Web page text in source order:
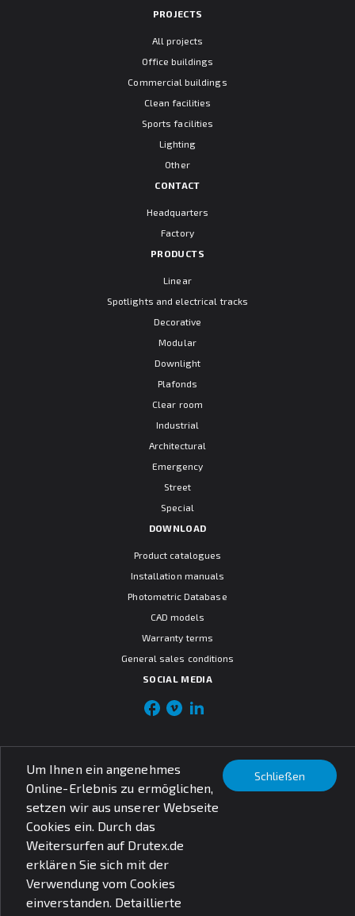
Um Ihnen ein angenehmes
Online-Erlebnis zu ermöglichen,
setzen wir aus unserer Webseite
Cookies ein. Durch das
Weitersurfen auf Drutex.de
erklären Sie sich mit der
Verwendung vom Cookies
einverstanden. Detaillierte
Schließen
PROJECTS
All projects
Office buildings
Commercial buildings
Clean facilities
Sports facilities
Lighting
Other
CONTACT
Headquarters
Factory
PRODUCTS
Linear
Spotlights and electrical tracks
Decorative
Modular
Downlight
Plafonds
Clear room
Industrial
Architectural
Emergency
Street
Special
DOWNLOAD
Product catalogues
Installation manuals
Photometric Database
CAD models
Warranty terms
General sales conditions
SOCIAL MEDIA
© PXF Lighting sp. z o.o.
Rechtliche Fragen
Datenschutzbestimmungen